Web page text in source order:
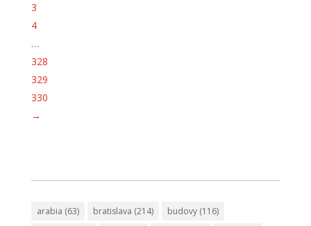
3
4
…
328
329
330
→
arabia (63) bratislava (214) budovy(116)